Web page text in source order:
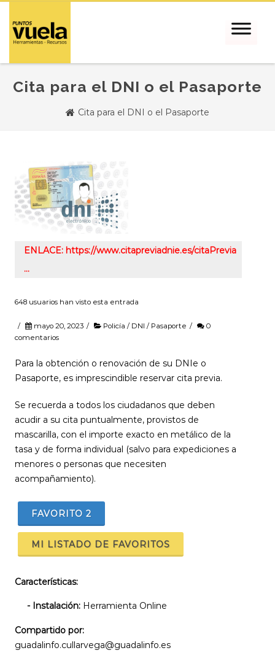
Cita para el DNI o el Pasaporte
Cita para el DNI o el Pasaporte
ENLACE: https://www.citapreviadnie.es/citaPrevia
…
648 usuarios han visto esta entrada
/ mayo 20, 2023 / Policía / DNI / Pasaporte /
0
comentarios
Para la obtención o renovación de su DNIe o
Pasaporte, es imprescindible reservar cita previa.
Se recuerda a todos los ciudadanos que deben
acudir a su cita puntualmente, provistos de
mascarilla, con el importe exacto en metálico de la
tasa y de forma individual (salvo para expediciones a
menores o personas que necesiten
acompañamiento).
FAVORITO 2
MI LISTADO DE FAVORITOS
Características:
- Instalación: Herramienta Online
Compartido por:
guadalinfo.cullarvega@guadalinfo.es